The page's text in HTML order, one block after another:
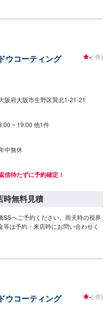
ウコーティング -(-件)
阪府大阪市生野区巽北1-21-21
~ 19:00 他1件
中無休
信待たずに予約確定！
時無料見積
SSへご予約ください。雨天時の視界
は予約・来店時にお問い合わせく
ウコーティング -(-件)